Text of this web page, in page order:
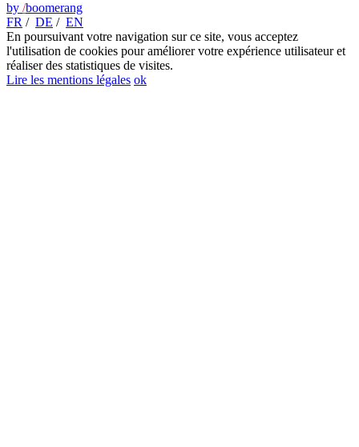
by /boomerang
FR / DE / EN
En poursuivant votre navigation sur ce site, vous acceptez
l'utilisation de cookies pour améliorer votre expérience utilisateur et
réaliser des statistiques de visites.
Lire les mentions légales ok